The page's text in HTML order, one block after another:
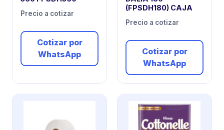
Precio a cotizar
Cotizar por
WhatsApp
(FPSDH180) CAJA
Precio a cotizar
Cotizar por
WhatsApp